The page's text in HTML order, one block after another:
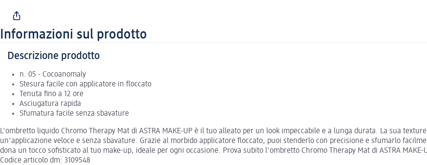
Informazioni sul prodotto
Descrizione prodotto
n. 05 - Cocoanomaly
Stesura facile con applicatore in floccato
Tenuta fino a 12 ore
Asciugatura rapida
Sfumatura facile senza sbavature
L'ombretto liquido Chromo Therapy Mat di ASTRA MAKE-UP è il tuo alleato per un look impeccabile e a lunga durata. La sua
un'applicazione veloce e senza sbavature. Grazie al morbido applicatore floccato, puoi stenderlo con precisione e sfumarlo
dona un tocco sofisticato al tuo make-up, ideale per ogni occasione. Prova subito l'ombretto Chromo Therapy Mat di ASTRA
Codice articolo dm: 3109548